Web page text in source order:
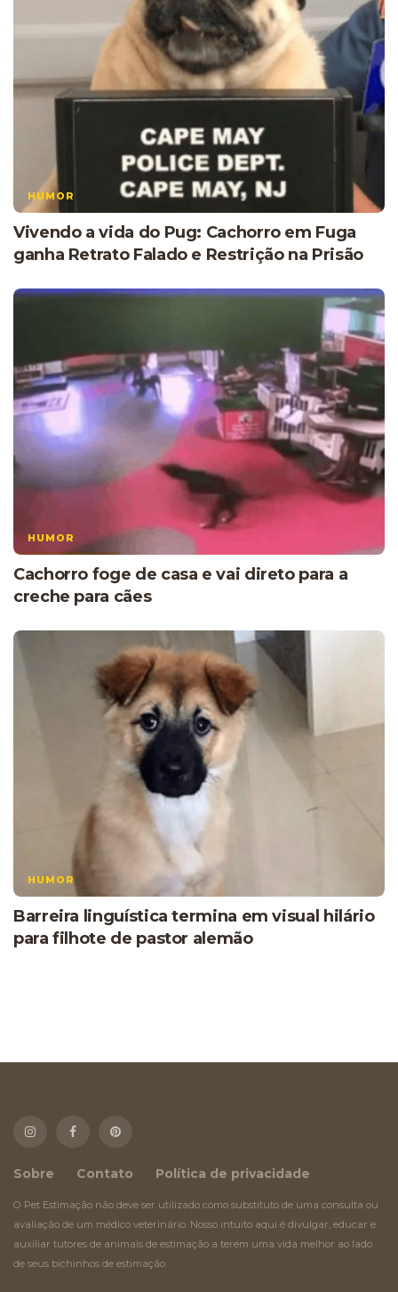
HUMOR
Vivendo a vida do Pug: Cachorro em Fuga
ganha Retrato Falado e Restrição na Prisão
HUMOR
Cachorro foge de casa e vai direto para a
creche para cães
HUMOR
Barreira linguística termina em visual hilário
para filhote de pastor alemão
Sobre Contato Política de privacidade
O Pet Estimação não deve ser utilizado como substituto de uma consulta ou
avaliação de um médico veterinário. Nosso intuito aqui é divulgar, educar e
auxiliar tutores de animais de estimação a terem uma vida melhor ao lado
de seus bichinhos de estimação.